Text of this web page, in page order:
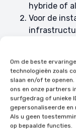
Om de beste
technologieën zoals
slaan en/of te
ons en onze partners
surfgedrag of unieke
gepersonaliseerde
Als u geen
op bepaalde functies.
hybride of
Voor de
adviseren
van de
Onze
een snelle
koppelen
radiatoren,